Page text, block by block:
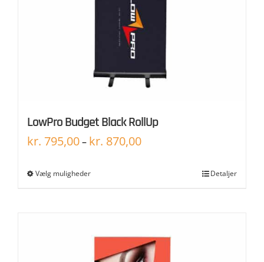
LowPro Budget Black RollUp
kr. 795,00– kr. 870,00
Vælg muligheder Detaljer